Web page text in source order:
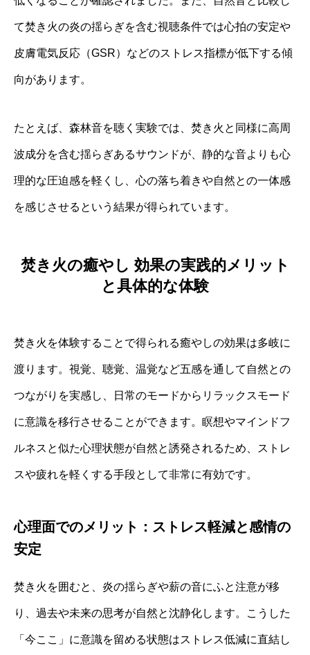
て焚き火の炎の揺らぎを含む視聴条件では心拍の安定や
皮膚電気反応（GSR）などのストレス指標が低下する傾
向があります。
たとえば、森林音を聴く実験では、焚き火と同様に高周
波成分を含む揺らぎあるサウンドが、静的な音よりも心
理的な圧迫感を軽くし、心の落ち着きや自然との一体感
を感じさせるという結果が得られています。
焚き火の癒やし 効果の実践的メリット
と具体的な体験
焚き火を体験することで得られる癒やしの効果は多岐に
渡ります。視覚、聴覚、温覚など五感を通して自然との
つながりを実感し、日常のモードからリラックスモード
に意識を移行させることができます。瞑想やマインドフ
ルネスと似た心理状態が自然と誘発されるため、ストレ
スや疲れを軽くする手段として非常に有効です。
心理面でのメリット：ストレス軽減と感情の
安定
焚き火を囲むと、炎の揺らぎや薪の音にふと注意が移
り、過去や未来の思考が自然と沈静化します。こうした
「今ここ」に意識を留める状態はストレス低減に直結し